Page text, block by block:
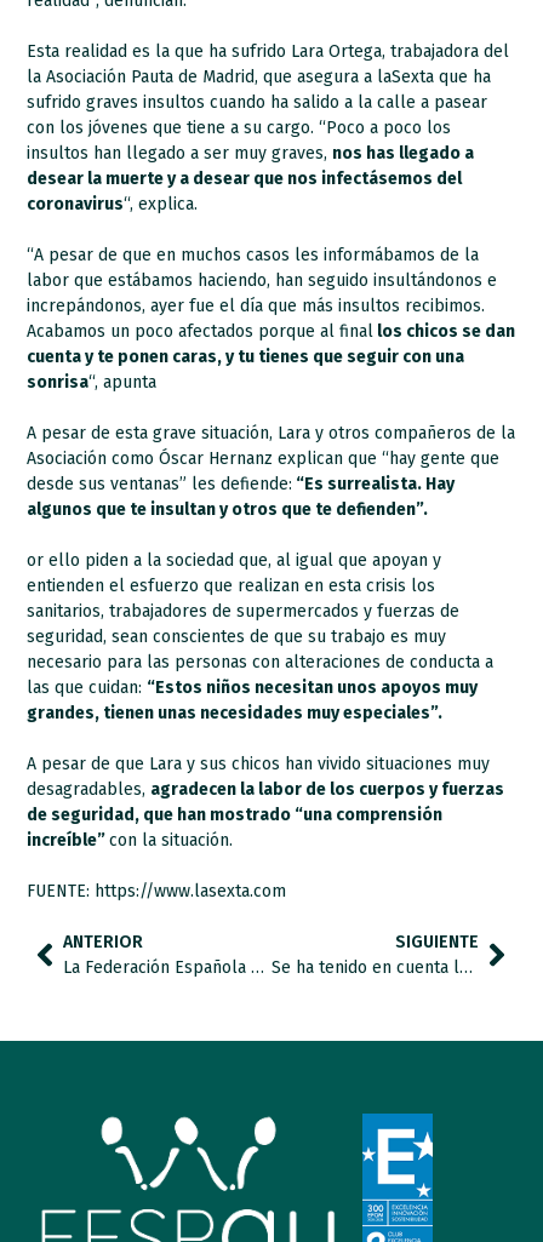
Esta realidad es la que ha sufrido Lara Ortega, trabajadora del
la Asociación Pauta de Madrid, que asegura a laSexta que ha
sufrido graves insultos cuando ha salido a la calle a pasear
con los jóvenes que tiene a su cargo. “Poco a poco los
insultos han llegado a ser muy graves, nos has llegado a
desear la muerte y a desear que nos infectásemos del
coronavirus“, explica.
“A pesar de que en muchos casos les informábamos de la
labor que estábamos haciendo, han seguido insultándonos e
increpándonos, ayer fue el día que más insultos recibimos.
Acabamos un poco afectados porque al final los chicos se dan
cuenta y te ponen caras, y tu tienes que seguir con una
sonrisa“, apunta
A pesar de esta grave situación, Lara y otros compañeros de la
Asociación como Óscar Hernanz explican que “hay gente que
desde sus ventanas” les defiende: “Es surrealista. Hay
algunos que te insultan y otros que te defienden”.
or ello piden a la sociedad que, al igual que apoyan y
entienden el esfuerzo que realizan en esta crisis los
sanitarios, trabajadores de supermercados y fuerzas de
seguridad, sean conscientes de que su trabajo es muy
necesario para las personas con alteraciones de conducta a
las que cuidan: “Estos niños necesitan unos apoyos muy
grandes, tienen unas necesidades muy especiales”.
A pesar de que Lara y sus chicos han vivido situaciones muy
desagradables, agradecen la labor de los cuerpos y fuerzas
de seguridad, que han mostrado “una comprensión
increíble”con la situación.
FUENTE: https://www.lasexta.com
ANTERIOR
La Federación Española de Autismo FESPAU aplica el teletrabajo
SIGUIENTE
Se ha tenido en cuenta la demanda que desde el movimiento asociativo del autismo estábamos haciendo al Ministerio de Sanidad